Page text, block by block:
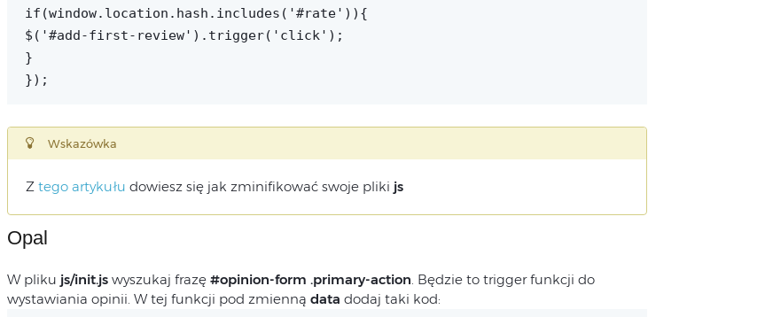
if(window.location.hash.includes('#rate')){
$('#add-first-review').trigger('click');
}
});
Wskazówka
Z tego artykułu dowiesz się jak zminifikować swoje pliki js
Opal
W pliku js/init.jswyszukaj frazę #opinion-form .primary-action. Będzie to trigger funkcji do
wystawiania opinii. W tej funkcji pod zmienną data dodaj taki kod: